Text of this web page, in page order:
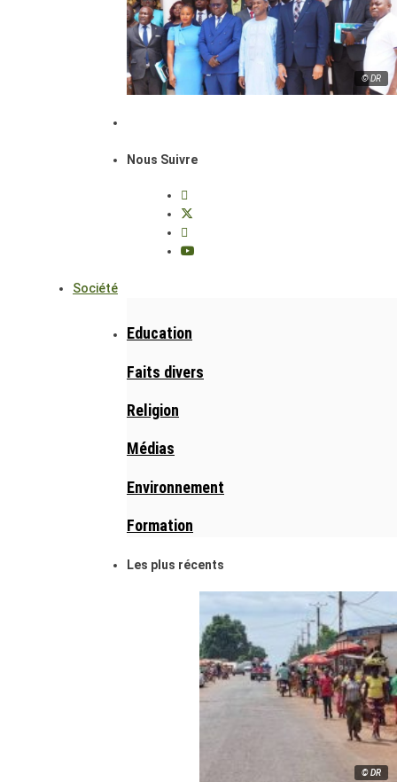
© DR
Nous Suivre
Société
Education
Faits divers
Religion
Médias
Environnement
Formation
Les plus récents
© DR